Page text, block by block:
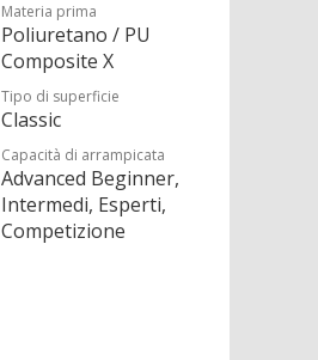
Materia prima
Poliuretano / PU
Composite X
Tipo di superficie
Classic
Capacità di arrampicata
Advanced Beginner,
Intermedi, Esperti,
Competizione